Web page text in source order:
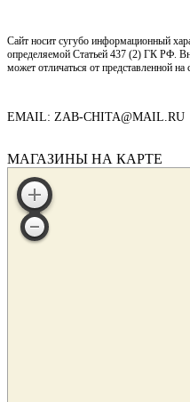
Сайт носит сугубо информационный
определяемой Статьей 437 (2) ГК РФ.
может отличаться от представленной на
EMAIL: ZAB-CHITA@MAIL.RU
МАГАЗИНЫ НА КАРТЕ